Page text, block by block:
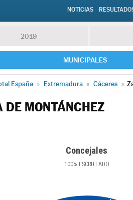
NOTICIAS
2019
MUNICIPALES
España » Extremadura » Cáceres »
DE MONTÁNCHEZ
Concejales
100%ESCRUTADO